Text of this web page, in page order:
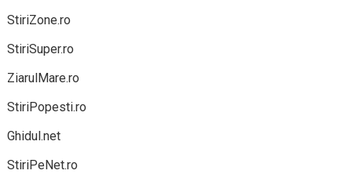
StiriZone.ro
StiriSuper.ro
ZiarulMare.ro
StiriPopesti.ro
Ghidul.net
StiriPeNet.ro